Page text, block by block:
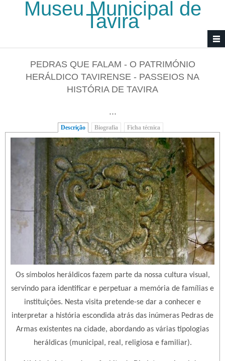
Passar para o conteúdo principal
Museu Municipal de
Tavira
PEDRAS QUE FALAM - O PATRIMÓNIO
HERÁLDICO TAVIRENSE - PASSEIOS NA
HISTÓRIA DE TAVIRA
...
Descrição (separador ativo)
Biografia Ficha técnica
Os símbolos heráldicos fazem parte da nossa cultura visual,
servindo para identificar e perpetuar a memória de famílias e
instituições. Nesta visita pretende-se dar a conhecer e
interpretar a história escondida atrás das inúmeras Pedras de
Armas existentes na cidade, abordando as várias tipologias
heráldicas (municipal, real, religiosa e familiar).